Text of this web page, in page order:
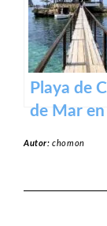
Playa de
de Mar en
Autor:chomon